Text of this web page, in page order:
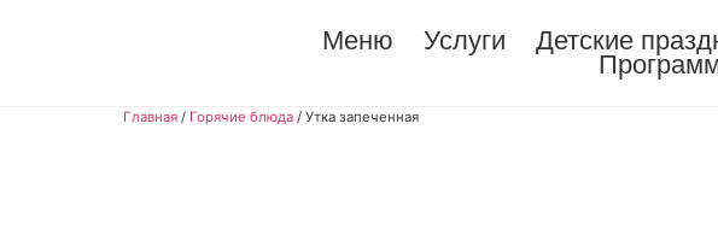
Меню Услуги Детские
Главная / Горячие блюда / Утка запеченная